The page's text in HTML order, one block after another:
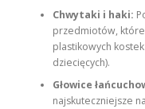
Chwytaki i haki:
przedmiotów, które
plastikowych
dziecięcych).
Głowice
najskuteczniejsze